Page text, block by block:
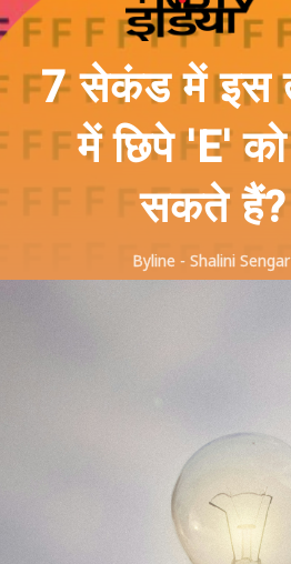
Byline - Shalini Sengar
7 सेकंड में इस
में छिपे 'E'
सकते हैं?